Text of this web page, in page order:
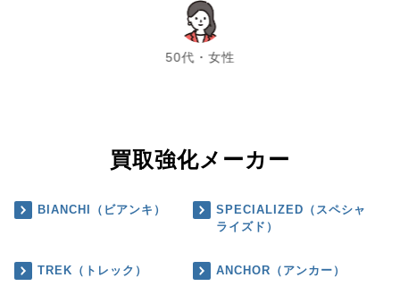
50代・女性
chevron_left chevron_right
買取強化メーカー
BIANCHI（ビアンキ）
SPECIALIZED（スペシャ
ライズド）
TREK（トレック） ANCHOR（アンカー）